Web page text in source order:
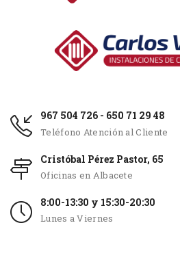
967 504 726 - 650 71 29 48
Teléfono Atención al Cliente
Cristóbal Pérez Pastor, 65
Oficinas en Albacete
8:00-13:30 y 15:30-20:30
Lunes a Viernes